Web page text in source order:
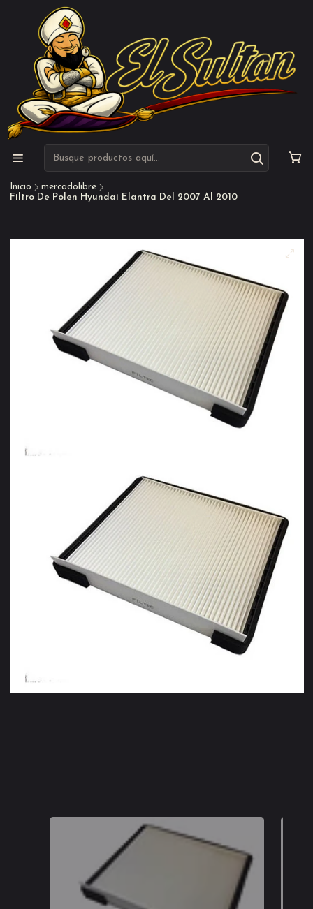
Inicio
mercadolibre
Filtro De Polen Hyundai Elantra Del 2007 Al 2010